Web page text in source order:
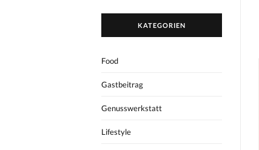
KATEGORIEN
Food
Gastbeitrag
Genusswerkstatt
Lifestyle